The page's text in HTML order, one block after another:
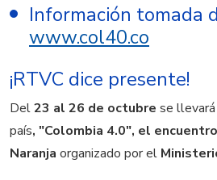
Información tomada
www.col40.co
¡RTVC dice presente!
Del23 al 26 de octubre se
país, "Colombia 4.0", el
Naranja organizado por el